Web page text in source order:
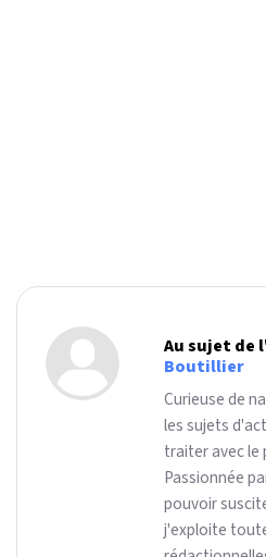
Au sujet de
Boutillier
Curieuse de
les sujets
traiter avec le
Passionnée
pouvoir
j'exploite